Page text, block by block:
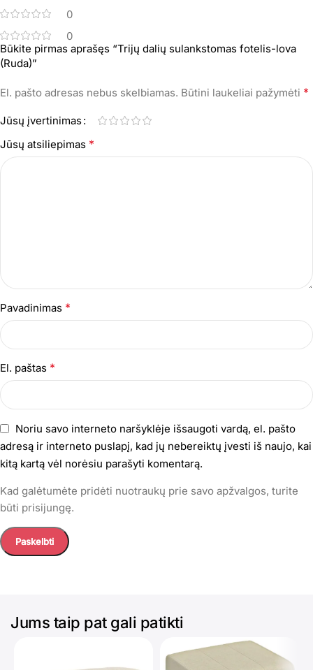
0
0
Būkite pirmas aprašęs “Trijų dalių sulankstomas fotelis-lova
(Ruda)”
El. pašto adresas nebus skelbiamas. Būtini laukeliai pažymėti *
Jūsų įvertinimas
Jūsų atsiliepimas *
Pavadinimas *
El. paštas *
Noriu savo interneto naršyklėje išsaugoti vardą, el. pašto
adresą ir interneto puslapį, kad jų nebereiktų įvesti iš naujo, kai
kitą kartą vėl norėsiu parašyti komentarą.
Kad galėtumėte pridėti nuotraukų prie savo apžvalgos, turite
būti prisijungę.
Jums taip pat gali patikti